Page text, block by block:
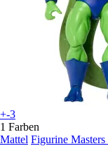
+-3
1 Farben
Mattel Figurine